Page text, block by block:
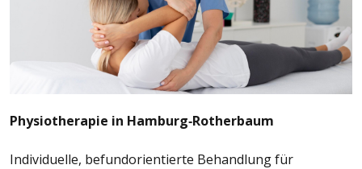
Physiotherapie in Hamburg‑Rotherbaum
Individuelle, befundorientierte Behandlung für